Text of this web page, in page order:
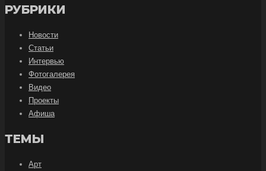
РУБРИКИ
Новости
Статьи
Интервью
Фотогалерея
Видео
Проекты
Афиша
ТЕМЫ
Арт